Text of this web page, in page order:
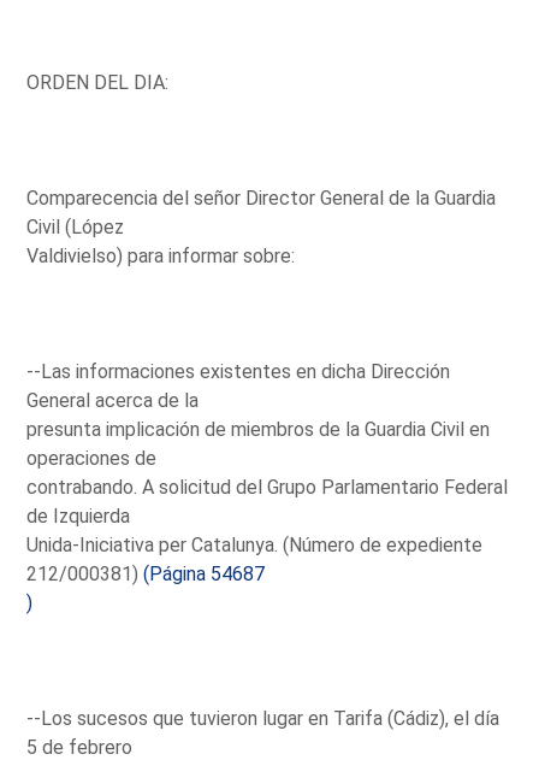
ORDEN DEL DIA:
Comparecencia del señor Director General de la Guardia
Civil (López
Valdivielso) para informar sobre:
--Las informaciones existentes en dicha Dirección
General acerca de la
presunta implicación de miembros de la Guardia Civil en
operaciones de
contrabando. A solicitud del Grupo Parlamentario Federal
de Izquierda
Unida-Iniciativa per Catalunya. (Número de expediente
212/000381)(Página 54687
)
--Los sucesos que tuvieron lugar en Tarifa (Cádiz), el día
5 de febrero